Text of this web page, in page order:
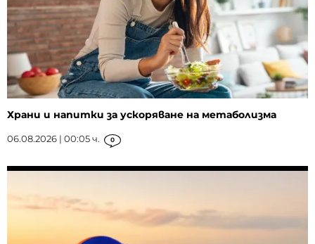
Храни и напитки за ускоряване на метаболизма
06.08.2026 | 00:05 ч. 0